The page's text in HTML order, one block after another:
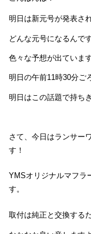
明日は新元号が発表さ
どんな元号になるんで
色々な予想が出ていま
明日の午前11時30分ご
明日はこの話題で持ち
さて、今日はランサー
す！
YMSオリジナルマフラ
す。
取付は純正と交換する